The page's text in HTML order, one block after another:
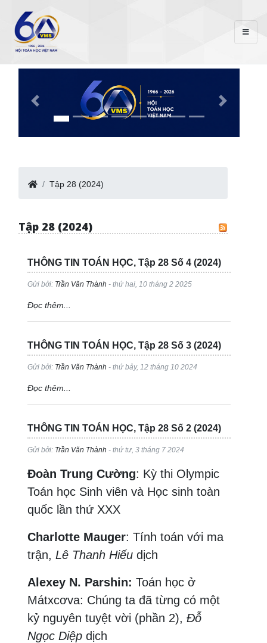
Tập 28 (2024)
Tập 28 (2024)
THÔNG TIN TOÁN HỌC, Tập 28 Số 4 (2024)
Gửi bởi: Trần Văn Thành - thứ hai, 10 tháng 2 2025
Đọc thêm...
THÔNG TIN TOÁN HỌC, Tập 28 Số 3 (2024)
Gửi bởi: Trần Văn Thành - thứ bảy, 12 tháng 10 2024
Đọc thêm...
THÔNG TIN TOÁN HỌC, Tập 28 Số 2 (2024)
Gửi bởi: Trần Văn Thành - thứ tư, 3 tháng 7 2024
Đoàn Trung Cường: Kỳ thi Olympic
Toán học Sinh viên và Học sinh toàn
quốc lần thứ XXX
Charlotte Mauger: Tính toán với ma
trận,Lê Thanh Hiếu dịch
Alexey N. Parshin: Toán học ở
Mátxcơva: Chúng ta đã từng có một
kỷ nguyên tuyệt vời (phần 2),Đỗ
Ngọc Diệp dịch